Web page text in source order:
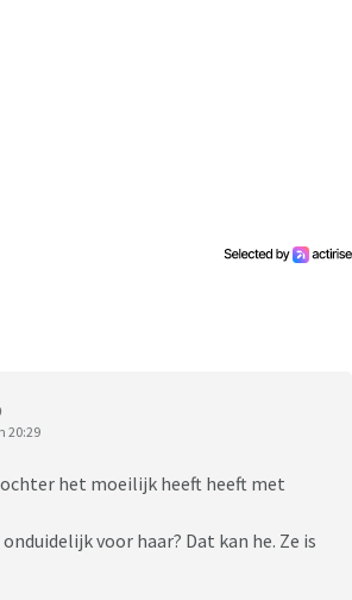
20:29
het moeilijk heeft heeft met
voor haar? Dat kan he. Ze is